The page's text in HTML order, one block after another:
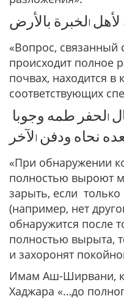
ﻷﻫﻞ اﻟﺨﺒﺮﺓ ﺑﺎﻷﺭﺽ
«Вопрос, связанный
происходит полное
почвах, находится в
соответствующих
اﻟﺤﻔﺮ ﻃﻤﻪ ﻭﺟﻮﺑﺎ
ﻧﺤﺎﻩ ﻭﺩﻓﻦ اﻵﺧﺮ
«При обнаружении
полностью выроют
зарыть, если
(например, нет
обнаружится после
полностью вырыта,
и захоронят
Имам Аш-Ширвани,
Хаджара «…до